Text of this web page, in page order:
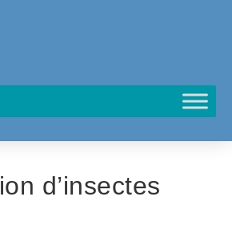
d’insectes